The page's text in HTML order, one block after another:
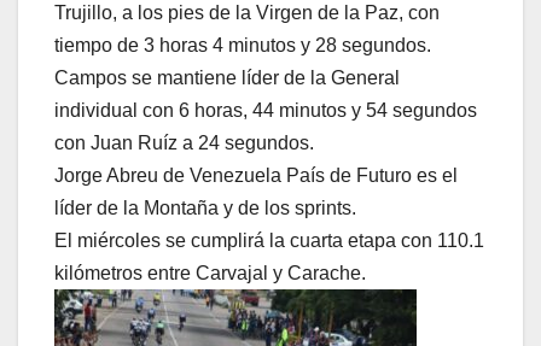
Trujillo, a los pies de la Virgen de la Paz, con
tiempo de 3 horas 4 minutos y 28 segundos.
Campos se mantiene líder de la General
individual con 6 horas, 44 minutos y 54 segundos
con Juan Ruíz a 24 segundos.
Jorge Abreu de Venezuela País de Futuro es el
líder de la Montaña y de los sprints.
El miércoles se cumplirá la cuarta etapa con 110.1
kilómetros entre Carvajal y Carache.